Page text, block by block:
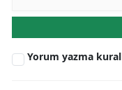
Yorum yazma